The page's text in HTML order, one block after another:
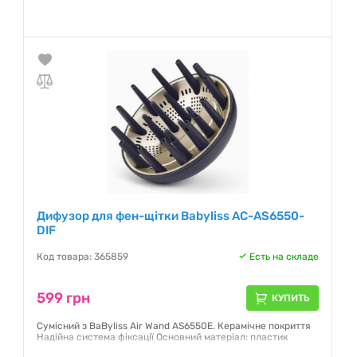
Дифузор для фен-щітки Babyliss AC-AS6550-
DIF
Код товара: 365859 Есть на складе
599 грн КУПИТЬ
Сумісний з BaByliss Air Wand AS6550E. Керамічне покриття
Надійна система фіксації Основний матеріал: пластик